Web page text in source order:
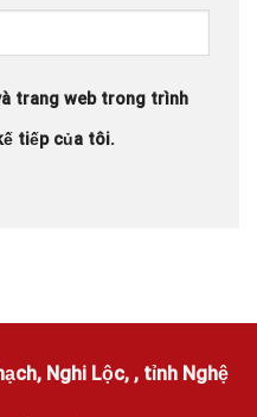
trang web trong trình
tiếp của tôi.
Nghi Lộc, , tỉnh Nghệ